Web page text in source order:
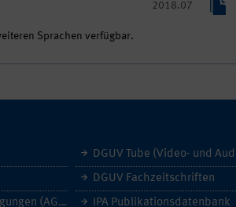
Sprachen verfügbar.
2018.07
Allgemeine Geschäftsbedingungen (AGB)
DGUV Tube (Video- und
DGUV Fachzeitschriften
IPA Publikationsdatenbank